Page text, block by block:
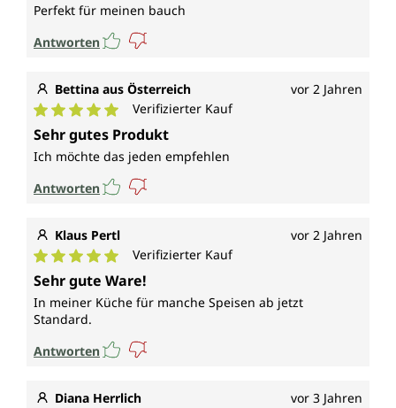
Perfekt für meinen bauch
Antworten
Bettina aus Österreich vor 2 Jahren
Durchschnittliche Bewertung von 5 von 5 Sternen
Verifizierter Kauf
Sehr gutes Produkt
Ich möchte das jeden empfehlen
Antworten
Klaus Pertl vor 2 Jahren
Durchschnittliche Bewertung von 5 von 5 Sternen
Verifizierter Kauf
Sehr gute Ware!
In meiner Küche für manche Speisen ab jetzt
Standard.
Antworten
Diana Herrlich vor 3 Jahren